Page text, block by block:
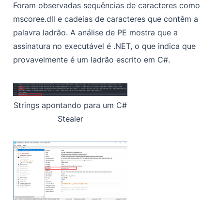
Foram observadas sequências de caracteres como
mscoree.dll e cadeias de caracteres que contêm a
palavra ladrão. A análise de PE mostra que a
assinatura no executável é .NET, o que indica que
provavelmente é um ladrão escrito em C#.
Strings apontando para um C#
Stealer